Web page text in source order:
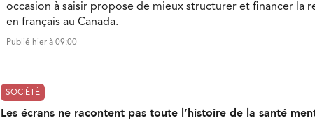
occasion à saisir propose de mieux structurer et financer la
en français au Canada.
Publié hier à 09:00
SOCIÉTÉ
Les écrans ne racontent pas toute l’histoire de la santé